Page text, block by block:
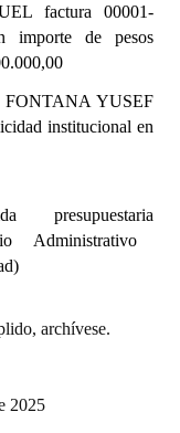
factura 00001-
importe de pesos
FONTANA YUSEF
institucional en
Administrativo
archívese.
2025